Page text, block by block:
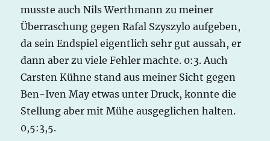
musste auch Nils Werthmann zu meiner
Überraschung gegen Rafal Szyszylo aufgeben,
da sein Endspiel eigentlich sehr gut aussah, er
dann aber zu viele Fehler machte. 0:3. Auch
Carsten Kühne stand aus meiner Sicht gegen
Ben-Iven May etwas unter Druck, konnte die
Stellung aber mit Mühe ausgeglichen halten.
0,5:3,5.